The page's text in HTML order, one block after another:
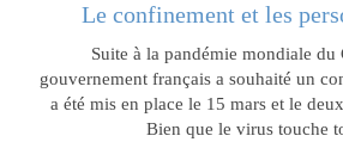
Le confinement et les
Suite à la pandémie mondiale
gouvernement français a souhaité un
a été mis en place le 15 mars et le
Bien que le virus touche